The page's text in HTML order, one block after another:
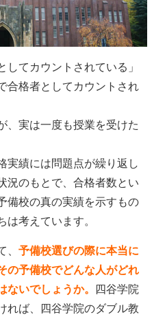
してカウントされている」
合格者としてカウントされ
、実は一度も授業を受けた
実績には問題点が繰り返し
況のもとで、合格者数とい
備校の真の実績を示すもの
考えています。
予備校選びの際に本当に
の予備校でどんな人がどれ
いでしょうか。 四谷学院
れば、四谷学院のダブル教